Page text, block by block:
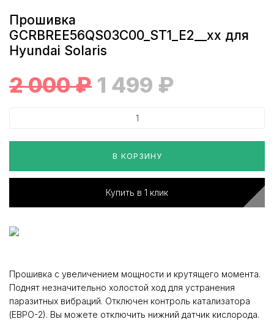
Прошивка
GCRBREE56QS03C00_ST1_E2__xx для
Hyundai Solaris
2 000₽ 1 499 ₽
В КОРЗИНУ
Купить в 1 клик
Прошивка с увеличением мощности и крутящего момента.
Поднят незначительно холостой ход для устранения
паразитных вибраций. Отключен контроль катализатора
(ЕВРО-2). Вы можете отключить нижний датчик кислорода.